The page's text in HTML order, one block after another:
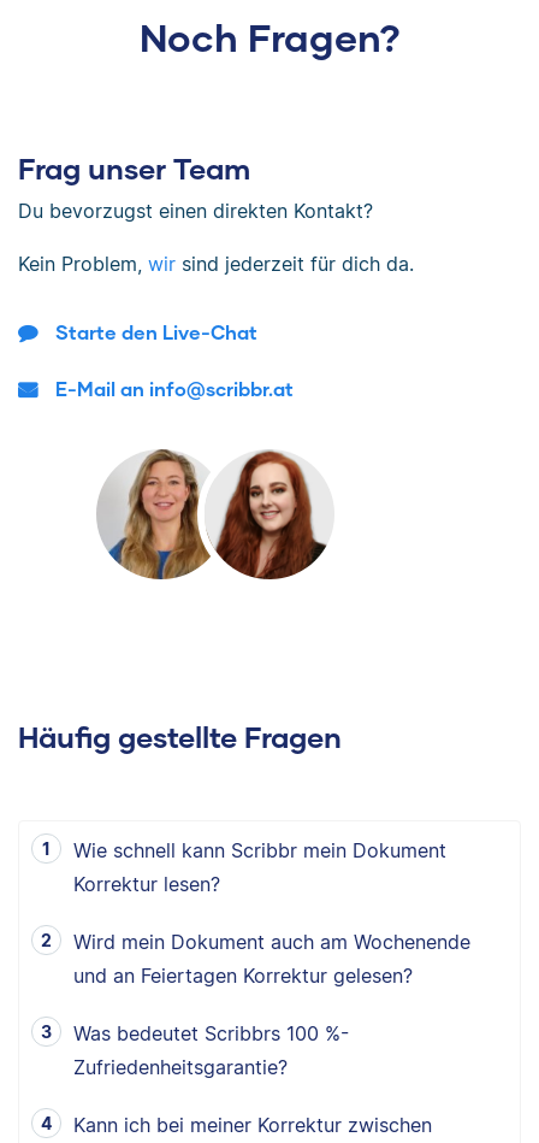
Noch Fragen?
Frag unser Team
Du bevorzugst einen direkten Kontakt?
Kein Problem, wir sind jederzeit für dich da.
Starte den Live-Chat
E-Mail an info@scribbr.at
Häufig gestellte Fragen
Wie schnell kann Scribbr mein Dokument
Korrektur lesen?
Wird mein Dokument auch am Wochenende
und an Feiertagen Korrektur gelesen?
Was bedeutet Scribbrs 100 %-
Zufriedenheitsgarantie?
Kann ich bei meiner Korrektur zwischen